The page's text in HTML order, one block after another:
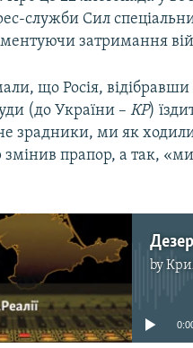
служби Сил
затримання
що Росія,
(до України –КР)
зрадники, ми як
прапор, а так, «ми
by
No media